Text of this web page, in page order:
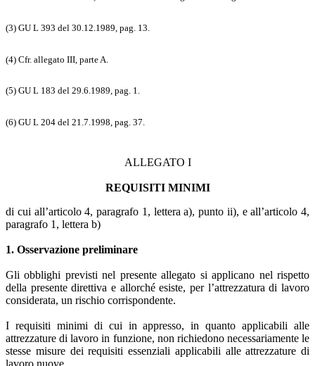
(3) GU L 393 del 30.12.1989, pag. 13.
(4) Cfr. allegato III, parte A.
(5) GU L 183 del 29.6.1989, pag. 1.
(6) GU L 204 del 21.7.1998, pag. 37.
ALLEGATO I
REQUISITI MINIMI
di cui all’articolo 4, paragrafo 1, lettera a), punto ii), e all’articolo 4,
paragrafo 1, lettera b)
1. Osservazione preliminare
Gli obblighi previsti nel presente allegato si applicano nel rispetto
della presente direttiva e allorché esiste, per l’attrezzatura di lavoro
considerata, un rischio corrispondente.
I requisiti minimi di cui in appresso, in quanto applicabili alle
attrezzature di lavoro in funzione, non richiedono necessariamente le
stesse misure dei requisiti essenziali applicabili alle attrezzature di